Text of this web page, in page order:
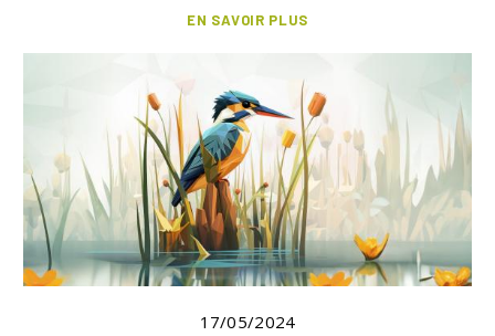
EN SAVOIR PLUS
17/05/2024